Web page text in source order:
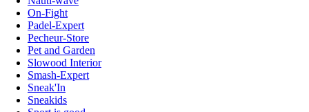
On-Fight
Padel-Expert
Pecheur-Store
Pet and Garden
Slowood Interior
Smash-Expert
Sneak'In
Sneakids